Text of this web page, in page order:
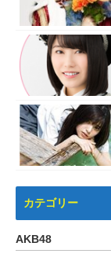
カテゴリー
AKB48